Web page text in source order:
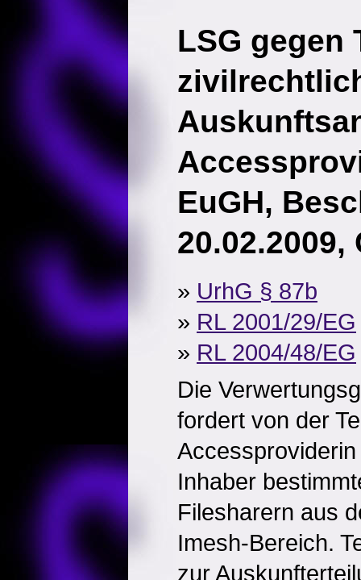
LSG gegen
EuGH,
20.02.2009,
» UrhG § 87b
» RL 2001/29/EG
» RL 2004/48/EG
Die
fordert von der
Inhaber
Filesharern aus
Imesh-Bereich.
zur